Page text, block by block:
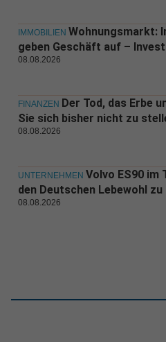
IMMOBILIEN Wohnungsmarkt:
geben Geschäft auf –
08.08.2026
FINANZEN Der Tod, das Erbe
Sie sich bisher nicht zu
08.08.2026
UNTERNEHMEN Volvo ES90 im
den Deutschen Lebewohl zu
08.08.2026